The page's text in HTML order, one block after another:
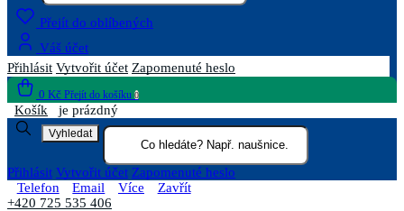
Přejít do oblíbených
Váš účet
Přihlásit Vytvořit účet Zapomenuté heslo
0 Kč Přejít do košíku 0
Košík je prázdný
Vyhledat
Přihlásit Vytvořit účet Zapomenuté heslo
Telefon
Email Více
Zavřít
+420 725 535 406